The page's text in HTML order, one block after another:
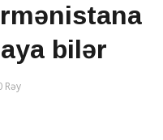
bilər
Rəy